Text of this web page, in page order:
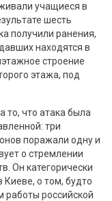
учащиеся в
шесть
получили ранения,
находятся в
строение
этажа, под
то, что атака была
три
поражали одну и
о стремлении
Он категорически
о том, будто
работы российской